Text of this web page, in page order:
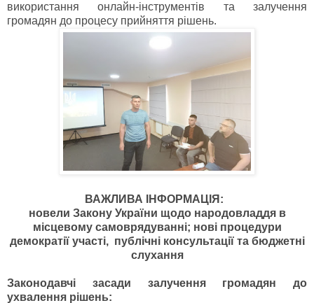
використання онлайн-інструментів та залучення
громадян до процесу прийняття рішень.
ВАЖЛИВА ІНФОРМАЦІЯ:
новели Закону України щодо народовладдя в
місцевому самоврядуванні; нові процедури
демократії участі, публічні консультації та бюджетні
слухання
Законодавчі засади залучення громадян до
ухвалення рішень: